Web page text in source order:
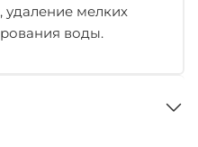
удаление мелких
воды.